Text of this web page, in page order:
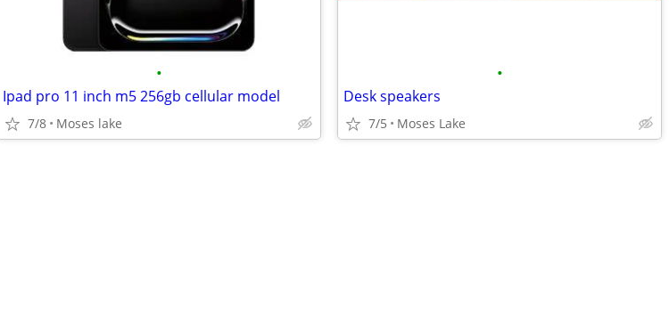
•
Ipad pro 11 inch m5 256gb cellular model
7/8 Moses lake
•
Desk speakers
7/5 Moses Lake